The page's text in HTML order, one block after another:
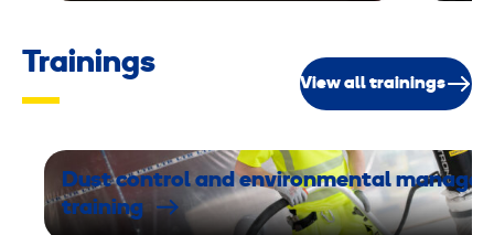
Trainings
View all trainings
Dust control and environmental
training